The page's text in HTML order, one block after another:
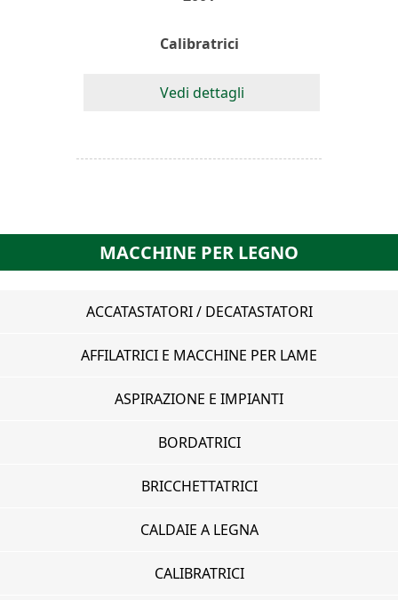
Calibratrici
Vedi dettagli
MACCHINE PER LEGNO
ACCATASTATORI / DECATASTATORI
AFFILATRICI E MACCHINE PER LAME
ASPIRAZIONE E IMPIANTI
BORDATRICI
BRICCHETTATRICI
CALDAIE A LEGNA
CALIBRATRICI